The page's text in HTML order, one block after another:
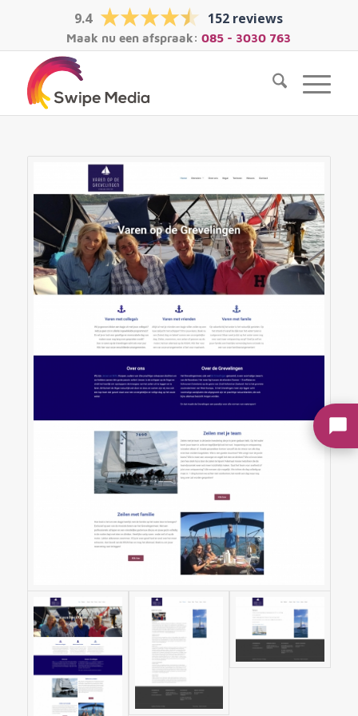
9.4 152 reviews
Maak nu een afspraak:085 - 3030 763